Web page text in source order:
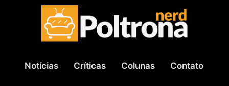
Notícias Críticas Colunas Contato